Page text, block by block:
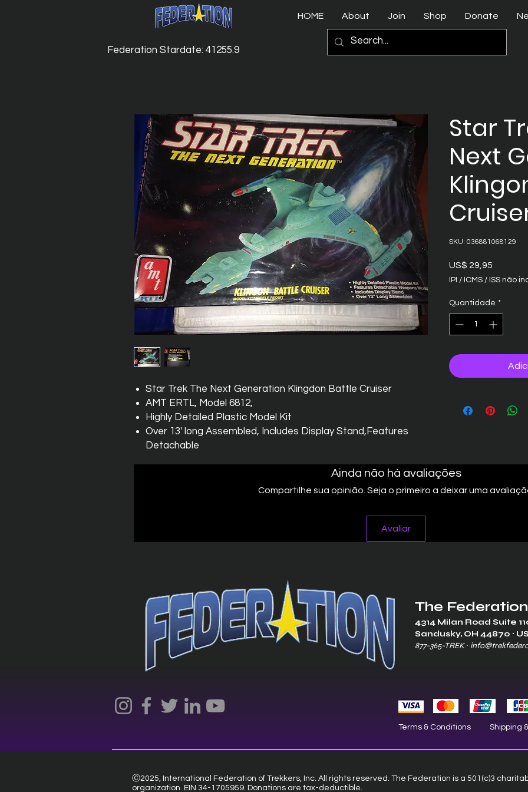
HOME About Join Shop Donate
Federation Stardate: 41255.9
Star Trek The Next Generation Klingdon Battle Cruiser
AMT ERTL, Model 6812,
Highly Detailed Plastic Model Kit
Over 13' long Assembled, Includes Display Stand,Features
Detachable
Star
Next
SKU: 036881068129
US$ 29,95
IPI / ICMS / ISS não
Quantidade *
Ainda não há avaliações
Compartilhe sua opinião. Seja o primeiro a deixar uma
Avaliar
The Federation
4314 Milan Road Suite
Sandusky, OH 44870 ∙
877-365-TREK ∙
Terms & Conditions Shipping
Ⓒ2025, International Federation of Trekkers, Inc. All rights reserved. The Federation is a 501(c)3
organization. EIN 34-1705959. Donations are tax-deductible.